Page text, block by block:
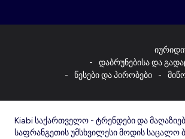
დაბრუნებისა და
წესები და პირობები
Kiabi საქართველო - ტრენდები და
საფრანგეთის უმსხვილესი მოდის საცალო